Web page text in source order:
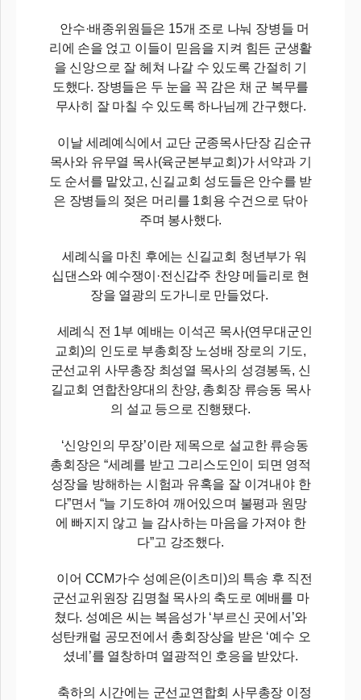
안수·배종위원들은 15개 조로 나눠 장병들 머
리에 손을 얹고 이들이 믿음을 지켜 힘든 군생활
을 신앙으로 잘 헤쳐 나갈 수 있도록 간절히 기
도했다. 장병들은 두 눈을 꼭 감은 채 군 복무를
무사히 잘 마칠 수 있도록 하나님께 간구했다.
이날 세례예식에서 교단 군종목사단장 김순규
목사와 유무열 목사(육군본부교회)가 서약과 기
도 순서를 맡았고, 신길교회 성도들은 안수를 받
은 장병들의 젖은 머리를 1회용 수건으로 닦아
주며 봉사했다.
세례식을 마친 후에는 신길교회 청년부가 워
십댄스와 예수쟁이·전신갑주 찬양 메들리로 현
장을 열광의 도가니로 만들었다.
세례식 전 1부 예배는 이석곤 목사(연무대군인
교회)의 인도로 부총회장 노성배 장로의 기도,
군선교위 사무총장 최성열 목사의 성경봉독, 신
길교회 연합찬양대의 찬양, 총회장 류승동 목사
의 설교 등으로 진행됐다.
‘신앙인의 무장’이란 제목으로 설교한 류승동
총회장은 “세례를 받고 그리스도인이 되면 영적
성장을 방해하는 시험과 유혹을 잘 이겨내야 한
다”면서 “늘 기도하여 깨어있으며 불평과 원망
에 빠지지 않고 늘 감사하는 마음을 가져야 한
다”고 강조했다.
이어 CCM가수 성예은(이츠미)의 특송 후 직전
군선교위원장 김명철 목사의 축도로 예배를 마
쳤다. 성예은 씨는 복음성가 ‘부르신 곳에서’와
성탄캐럴 공모전에서 총회장상을 받은 ‘예수 오
셨네’를 열창하며 열광적인 호응을 받았다.
축하의 시간에는 군선교연합회 사무총장 이정